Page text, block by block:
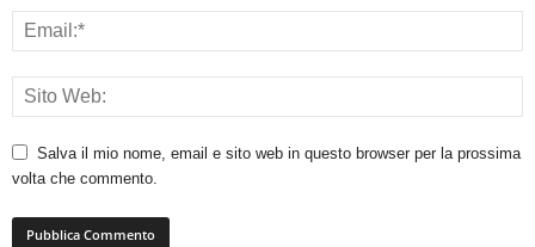
Salva il mio nome, email e sito web in questo browser per la prossima
volta che commento.